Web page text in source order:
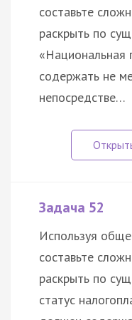
составьте
раскрыть по
«Национальная
содержать не
непосредстве…
Задача 52
Используя
составьте
раскрыть по
статус